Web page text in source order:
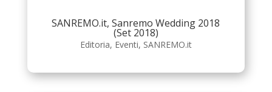
SANREMO.it, Sanremo Wedding 2018
(Set 2018)
Editoria, Eventi, SANREMO.it